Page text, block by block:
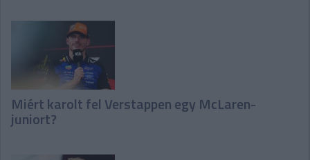
Miért karolt fel Verstappen egy McLaren-
juniort?